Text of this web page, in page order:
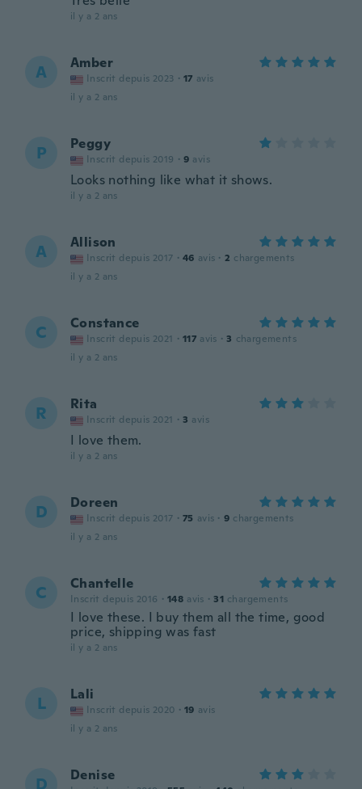
il y a 2 ans
A Amber
Inscrit depuis 2023 · 17 avis
il y a 2 ans
P Peggy
Inscrit depuis 2019 · 9 avis
Looks nothing like what it shows.
il y a 2 ans
A Allison
Inscrit depuis 2017 · 46 avis · 2 chargements
il y a 2 ans
C Constance
Inscrit depuis 2021 · 117 avis · 3 chargements
il y a 2 ans
R Rita
Inscrit depuis 2021 · 3 avis
I love them.
il y a 2 ans
D Doreen
Inscrit depuis 2017 · 75 avis · 9 chargements
il y a 2 ans
C Chantelle
Inscrit depuis 2016 · 148 avis · 31 chargements
I love these. I buy them all the time, good
price, shipping was fast
il y a 2 ans
L Lali
Inscrit depuis 2020 · 19 avis
il y a 2 ans
D Denise